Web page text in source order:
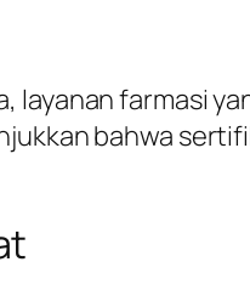
layanan farmasi
bahwa